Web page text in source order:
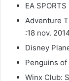
EA
Adventure
:18 nov.
Disney
Penguins of
Winx Club: